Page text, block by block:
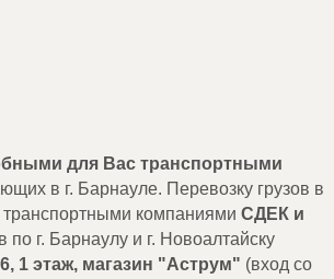
для Вас транспортными
в г. Барнауле. Перевозку грузов в
транспортными компаниями СДЕК и
по г. Барнаулу и г. Новоалтайску
1 этаж, магазин "Аструм" (вход со